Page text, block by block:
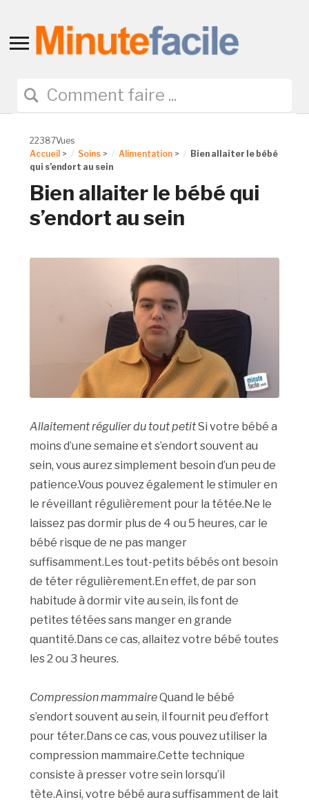
Toggle
navigation
22387Vues
Accueil > Soins > Alimentation >
Bien allaiter le bébé
qui s’endort au sein
Bien allaiter le bébé qui
s’endort au sein
Allaitement régulier du tout petitSi votre bébé a
moins d’une semaine et s’endort souvent au
sein, vous aurez simplement besoin d’un peu de
patience.Vous pouvez également le stimuler en
le réveillant régulièrement pour la tétée.Ne le
laissez pas dormir plus de 4 ou 5 heures, car le
bébé risque de ne pas manger
suffisamment.Les tout-petits bébés ont besoin
de téter régulièrement.En effet, de par son
habitude à dormir vite au sein, ils font de
petites tétées sans manger en grande
quantité.Dans ce cas, allaitez votre bébé toutes
les 2 ou 3 heures.
Compression mammaireQuand le bébé
s’endort souvent au sein, il fournit peu d’effort
pour téter.Dans ce cas, vous pouvez utiliser la
compression mammaire.Cette technique
consiste à presser votre sein lorsqu’il
tète.Ainsi, votre bébé aura suffisamment de lait